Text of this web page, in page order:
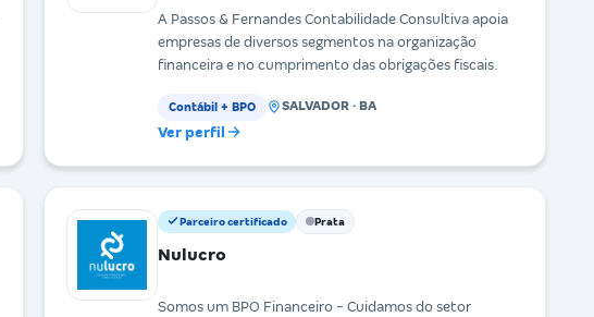
A Passos & Fernandes Contabilidade Consultiva apoia
empresas de diversos segmentos na organização
financeira e no cumprimento das obrigações fiscais.
Contábil + BPO SALVADOR · BA
Ver perfil
Parceiro certificado Prata
Nulucro
Somos um BPO Financeiro - Cuidamos do setor